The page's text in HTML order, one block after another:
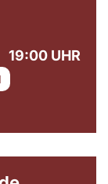
19:00 UHR